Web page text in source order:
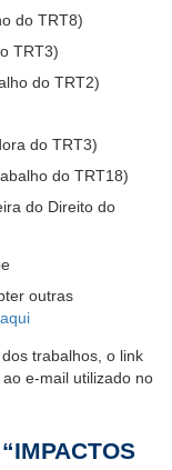
do TRT8)
TRT3)
do TRT2)
do TRT3)
do TRT18)
do Direito do
outras
aqui
trabalhos, o link
e-mail utilizado no
“IMPACTOS